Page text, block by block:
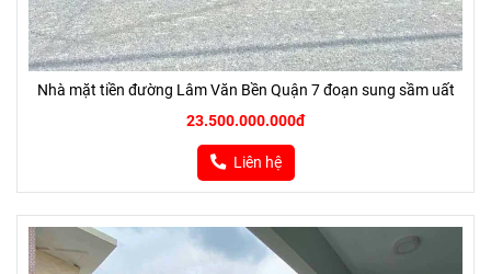
Nhà mặt tiền đường Lâm Văn Bền Quận 7 đoạn sung sầm uất
23.500.000.000đ
Liên hệ